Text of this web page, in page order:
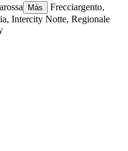
Más
Frecciargento,
Intercity Notte, Regionale